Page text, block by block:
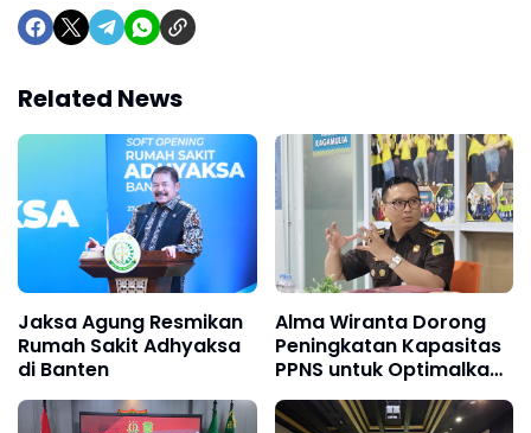
Related News
Jaksa Agung Resmikan
Rumah Sakit Adhyaksa
di Banten
Alma Wiranta Dorong
Peningkatan Kapasitas
PPNS untuk Optimalkan
Penegakan Perda Kota
Bogor